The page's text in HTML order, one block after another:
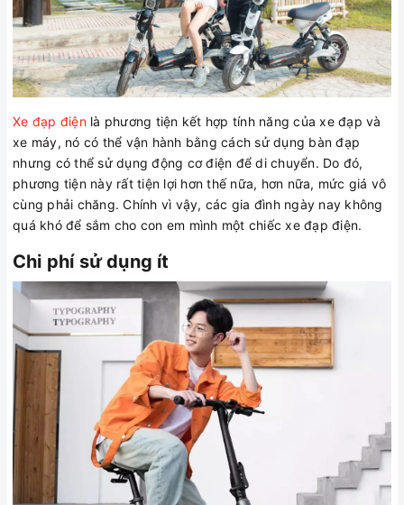
Xe đạp điệnlà phương tiện kết hợp tính năng của xe đạp và
xe máy, nó có thể vận hành bằng cách sử dụng bàn đạp
nhưng có thể sử dụng động cơ điện để di chuyển. Do đó,
phương tiện này rất tiện lợi hơn thế nữa, hơn nữa, mức giá vô
cùng phải chăng. Chính vì vậy, các gia đình ngày nay không
quá khó để sắm cho con em mình một chiếc xe đạp điện.
Chi phí sử dụng ít